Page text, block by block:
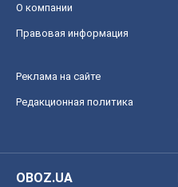
О компании
Правовая информация
Реклама на сайте
Редакционная политика
OBOZ.UA